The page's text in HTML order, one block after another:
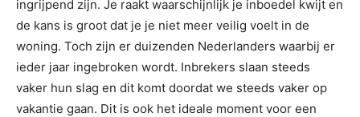
ingrijpend zijn. Je raakt waarschijnlijk je inboedel kwijt en
de kans is groot dat je je niet meer veilig voelt in de
woning. Toch zijn er duizenden Nederlanders waarbij er
ieder jaar ingebroken wordt. Inbrekers slaan steeds
vaker hun slag en dit komt doordat we steeds vaker op
vakantie gaan. Dit is ook het ideale moment voor een